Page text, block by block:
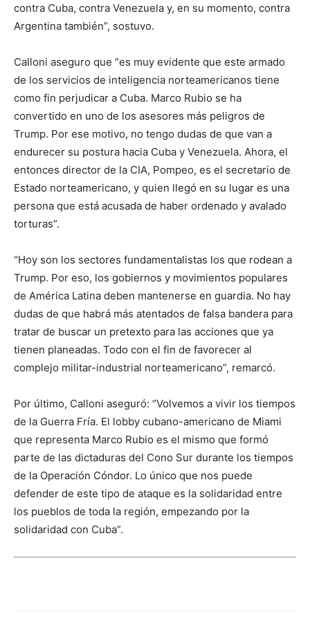
contra Cuba, contra Venezuela y, en su momento, contra
Argentina también”, sostuvo.
Calloni aseguro que “es muy evidente que este armado
de los servicios de inteligencia norteamericanos tiene
como fin perjudicar a Cuba. Marco Rubio se ha
convertido en uno de los asesores más peligros de
Trump. Por ese motivo, no tengo dudas de que van a
endurecer su postura hacia Cuba y Venezuela. Ahora, el
entonces director de la CIA, Pompeo, es el secretario de
Estado norteamericano, y quien llegó en su lugar es una
persona que está acusada de haber ordenado y avalado
torturas”.
“Hoy son los sectores fundamentalistas los que rodean a
Trump. Por eso, los gobiernos y movimientos populares
de América Latina deben mantenerse en guardia. No hay
dudas de que habrá más atentados de falsa bandera para
tratar de buscar un pretexto para las acciones que ya
tienen planeadas. Todo con el fin de favorecer al
complejo militar-industrial norteamericano”, remarcó.
Por último, Calloni aseguró: “Volvemos a vivir los tiempos
de la Guerra Fría. El lobby cubano-americano de Miami
que representa Marco Rubio es el mismo que formó
parte de las dictaduras del Cono Sur durante los tiempos
de la Operación Cóndor. Lo único que nos puede
defender de este tipo de ataque es la solidaridad entre
los pueblos de toda la región, empezando por la
solidaridad con Cuba”.